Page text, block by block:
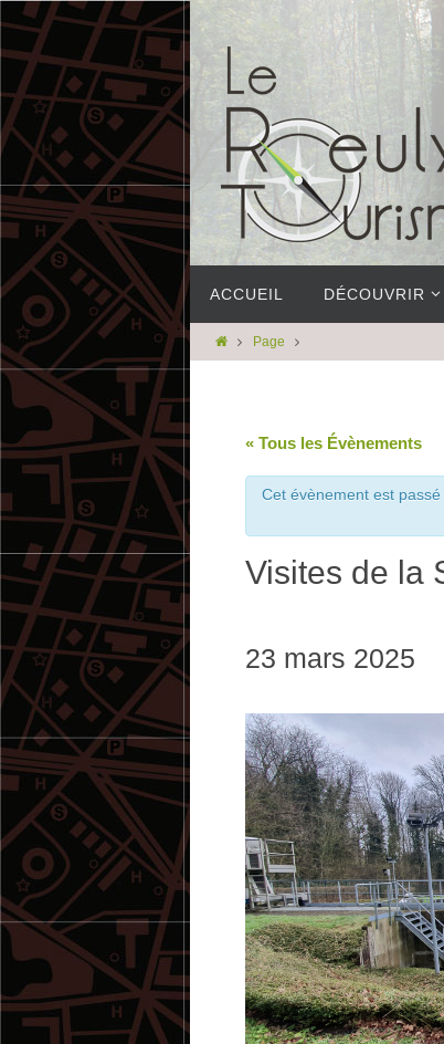
ACCUEIL DÉCOUVRIR
Page
« Tous les Évènements
Cet évènement est passé
Visites de la
23 mars 2025